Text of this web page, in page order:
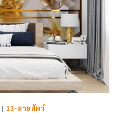
| 13-ลายสัตว์